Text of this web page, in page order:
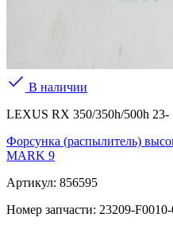
В наличии
LEXUS RX 350/350h/500h 23-
Форсунка (распылитель)
MARK 9
Артикул: 856595
Номер запчасти: 23209-